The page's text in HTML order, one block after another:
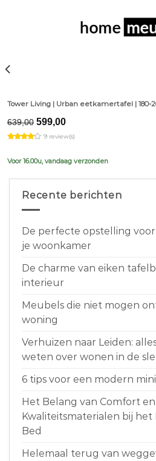
Tower Living | Urban eetkamertafel | 180-
639,00 Original
price
was:
599,00Current
is:
9 review(s)
Voor 16.00u, vandaag verzonden
Recente berichten
De perfecte opstelling
je woonkamer
De charme van eiken
interieur
Meubels die niet mogen
woning
Verhuizen naar Leiden:
weten over wonen in de
6 tips voor een modern
Het Belang van Comfort en
Kwaliteitsmaterialen bij het
Bed
Helemaal terug van